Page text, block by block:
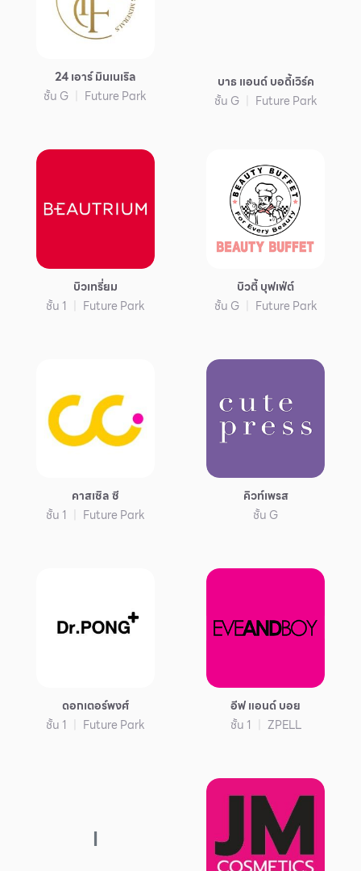
ร่วมงานกับเรา
สิทธิประโยชน์ที่ฟิวเจอร์พาร์ค
24 เอาร์ มินเนเริล
ชั้น G
Future Park
บาธ แอนด์ บอดี้เวิร์ค
ชั้น G
Future Park
บิวเทรี่ยม
ชั้น 1
Future Park
บิวตี้ บุฟเฟ่ต์
ชั้น G
Future Park
คาสเซิล ซี
ชั้น 1
Future Park
คิวท์เพรส
ชั้น G
ดอกเตอร์พงศ์
ชั้น 1
Future Park
อีฟ แอนด์ บอย
ชั้น 1
ZPELL
I